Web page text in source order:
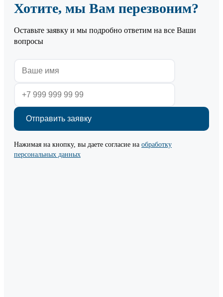
Хотите, мы Вам перезвоним?
Оставьте заявку и мы подробно ответим на все Ваши
вопросы
Нажимая на кнопку, вы даете согласие на обработку
персональных данных